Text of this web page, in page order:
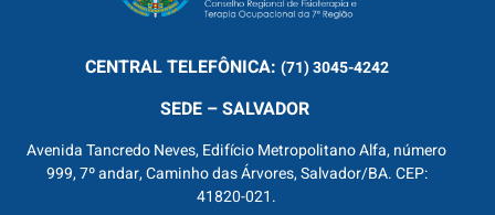
CENTRALTELEFÔNICA: (71) 3045-4242
SEDE – SALVADOR
Avenida Tancredo Neves, Edifício Metropolitano Alfa, número
999, 7º andar, Caminho das Árvores, Salvador/BA. CEP:
41820-021.